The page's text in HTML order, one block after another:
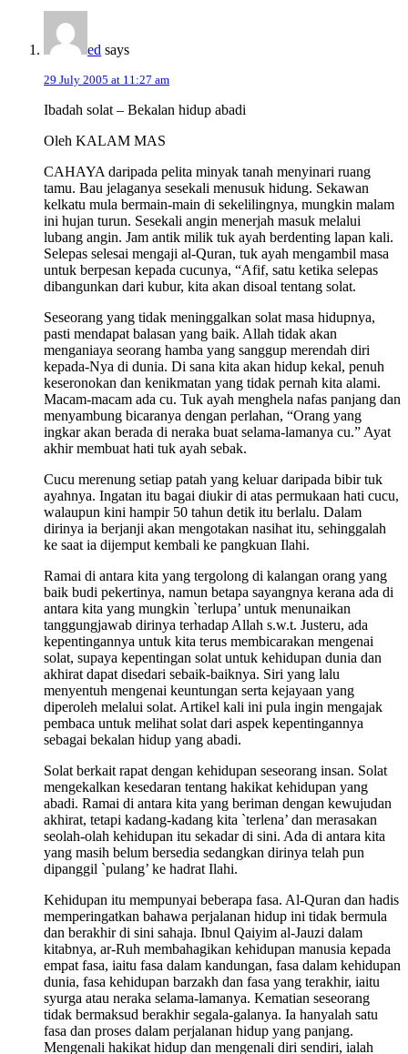
ed says
29 July 2005 at 11:27 am
Ibadah solat – Bekalan hidup abadi
Oleh KALAM MAS
CAHAYA daripada pelita minyak tanah menyinari ruang
tamu. Bau jelaganya sesekali menusuk hidung. Sekawan
kelkatu mula bermain-main di sekelilingnya, mungkin malam
ini hujan turun. Sesekali angin menerjah masuk melalui
lubang angin. Jam antik milik tuk ayah berdenting lapan kali.
Selepas selesai mengaji al-Quran, tuk ayah mengambil masa
untuk berpesan kepada cucunya, “Afif, satu ketika selepas
dibangunkan dari kubur, kita akan disoal tentang solat.
Seseorang yang tidak meninggalkan solat masa hidupnya,
pasti mendapat balasan yang baik. Allah tidak akan
menganiaya seorang hamba yang sanggup merendah diri
kepada-Nya di dunia. Di sana kita akan hidup kekal, penuh
keseronokan dan kenikmatan yang tidak pernah kita alami.
Macam-macam ada cu. Tuk ayah menghela nafas panjang dan
menyambung bicaranya dengan perlahan, “Orang yang
ingkar akan berada di neraka buat selama-lamanya cu.” Ayat
akhir membuat hati tuk ayah sebak.
Cucu merenung setiap patah yang keluar daripada bibir tuk
ayahnya. Ingatan itu bagai diukir di atas permukaan hati cucu,
walaupun kini hampir 50 tahun detik itu berlalu. Dalam
dirinya ia berjanji akan mengotakan nasihat itu, sehinggalah
ke saat ia dijemput kembali ke pangkuan Ilahi.
Ramai di antara kita yang tergolong di kalangan orang yang
baik budi pekertinya, namun betapa sayangnya kerana ada di
antara kita yang mungkin `terlupa’ untuk menunaikan
tanggungjawab dirinya terhadap Allah s.w.t. Justeru, ada
kepentingannya untuk kita terus membicarakan mengenai
solat, supaya kepentingan solat untuk kehidupan dunia dan
akhirat dapat disedari sebaik-baiknya. Siri yang lalu
menyentuh mengenai keuntungan serta kejayaan yang
diperoleh melalui solat. Artikel kali ini pula ingin mengajak
pembaca untuk melihat solat dari aspek kepentingannya
sebagai bekalan hidup yang abadi.
Solat berkait rapat dengan kehidupan seseorang insan. Solat
mengekalkan kesedaran tentang hakikat kehidupan yang
abadi. Ramai di antara kita yang beriman dengan kewujudan
akhirat, tetapi kadang-kadang kita `terlena’ dan merasakan
seolah-olah kehidupan itu sekadar di sini. Ada di antara kita
yang masih belum bersedia sedangkan dirinya telah pun
dipanggil `pulang’ ke hadrat Ilahi.
Kehidupan itu mempunyai beberapa fasa. Al-Quran dan hadis
memperingatkan bahawa perjalanan hidup ini tidak bermula
dan berakhir di sini sahaja. Ibnul Qaiyim al-Jauzi dalam
kitabnya, ar-Ruh membahagikan kehidupan manusia kepada
empat fasa, iaitu fasa dalam kandungan, fasa dalam kehidupan
dunia, fasa kehidupan barzakh dan fasa yang terakhir, iaitu
syurga atau neraka selama-lamanya. Kematian seseorang
tidak bermaksud berakhir segala-galanya. Ia hanyalah satu
fasa dan proses dalam perjalanan hidup yang panjang.
Mengenali hakikat hidup dan mengenali diri sendiri, ialah